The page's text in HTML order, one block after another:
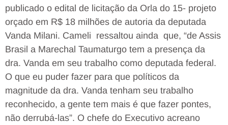
publicado o edital de licitação da Orla do 15- projeto
orçado em R$ 18 milhões de autoria da deputada
Vanda Milani. Cameli ressaltou ainda que, “de Assis
Brasil a Marechal Taumaturgo tem a presença da
dra. Vanda em seu trabalho como deputada federal.
O que eu puder fazer para que políticos da
magnitude da dra. Vanda tenham seu trabalho
reconhecido, a gente tem mais é que fazer pontes,
não derrubá-las”. O chefe do Executivo acreano